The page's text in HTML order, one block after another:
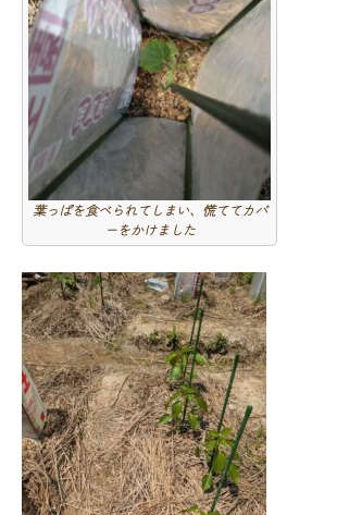
葉っぱを食べられてしまい、慌ててカバ
ーをかけました